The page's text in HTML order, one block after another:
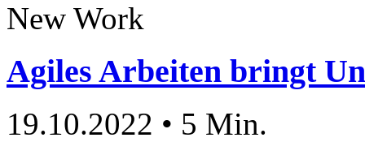
New Work
Agiles Arbeiten bringt
19.10.2022 • 5 Min.